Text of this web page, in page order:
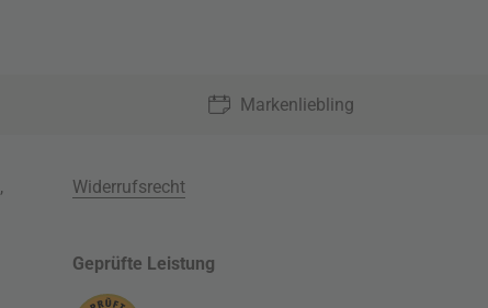
Markenliebling
,
Widerrufsrecht
Geprüfte Leistung